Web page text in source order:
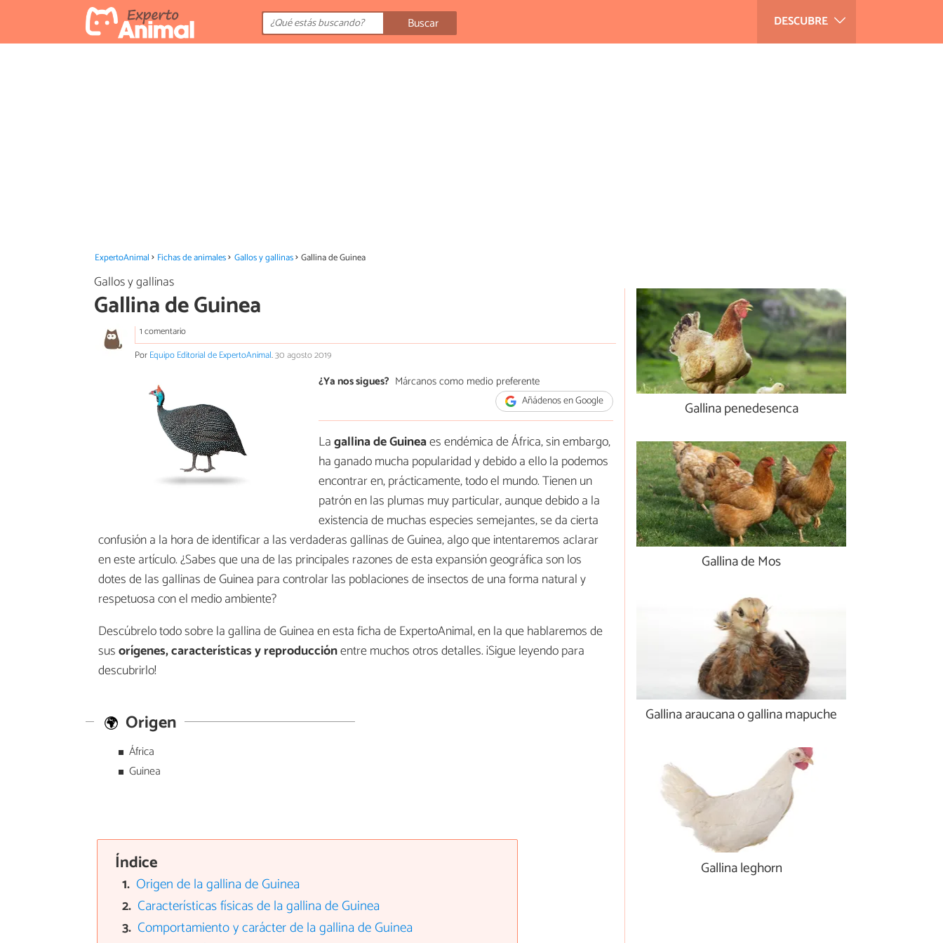
DESCUBRE
Buscar
ExpertoAnimal Fichas de animales Gallos y gallinas Gallina de Guinea
Gallos y gallinas
Gallina de Guinea
1 comentario
PorEquipo Editorial de ExpertoAnimal.30 agosto 2019
¿Ya nos sigues? Márcanos como medio preferente
Añádenos en Google
Lagallina de Guineaes endémica de África, sin embargo,
ha ganado mucha popularidad y debido a ello la podemos
encontrar en, prácticamente, todo el mundo. Tienen un
patrón en las plumas muy particular, aunque debido a la
existencia de muchas especies semejantes, se da cierta
confusión a la hora de identificar a las verdaderas gallinas de Guinea, algo que intentaremos aclarar
en este artículo. ¿Sabes que una de las principales razones de esta expansión geográfica son los
dotes de las gallinas de Guinea para controlar las poblaciones de insectos de una forma natural y
respetuosa con el medio ambiente?
Descúbrelo todo sobre la gallina de Guinea en esta ficha de ExpertoAnimal, en la que hablaremos de
susorígenes, características y reproducciónentre muchos otros detalles. ¡Sigue leyendo para
descubrirlo!
Origen
África
Guinea
Índice
Origen de la gallina de Guinea
Características físicas de la gallina de Guinea
Comportamiento y carácter de la gallina de Guinea
Gallina penedesenca
Gallina de Mos
Gallina araucana o gallina mapuche
Gallina leghorn